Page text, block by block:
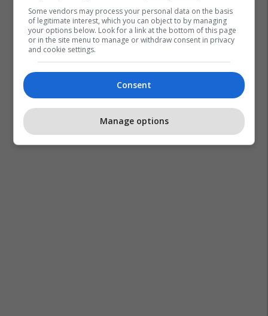
Samsung Smart Watch
Some vendors may process your personal data on the basis
of legitimate interest, which you can object to by managing
your options below. Look for a link at the bottom of this page
or in the site menu to manage or withdraw consent in privacy
and cookie settings.
Consent
Manage options